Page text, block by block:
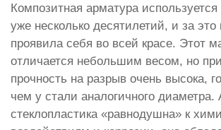
Композитная арматура
уже несколько десятилетий, и за
проявила себя во всей красе. Этот
отличается небольшим весом, но
прочность на разрыв очень высока,
чем у стали аналогичного диаметра.
стеклопластика «равнодушна» к